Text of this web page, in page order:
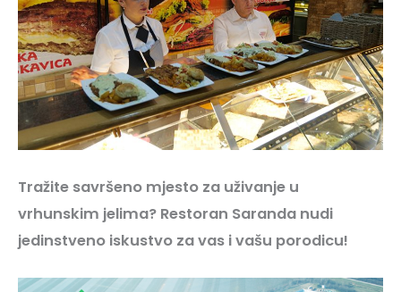
Tražite savršeno mjesto za uživanje u
vrhunskim jelima? Restoran Saranda nudi
jedinstveno iskustvo za vas i vašu porodicu!